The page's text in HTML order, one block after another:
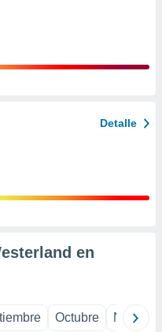
Detalle
en
Octubre